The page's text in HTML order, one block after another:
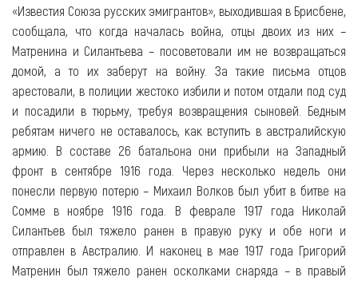
«Известия Союза русских эмигрантов», выходившая в Брисбене,
сообщала, что когда началась война, отцы двоих из них –
Матренина и Силантьева – посоветовали им не возвращаться
домой, а то их заберут на войну. За такие письма отцов
арестовали, в полиции жестоко избили и потом отдали под суд
и посадили в тюрьму, требуя возвращения сыновей. Бедным
ребятам ничего не оставалось, как вступить в австралийскую
армию. В составе 26 батальона они прибыли на Западный
фронт в сентябре 1916 года. Через несколько недель они
понесли первую потерю – Михаил Волков был убит в битве на
Сомме в ноябре 1916 года. В феврале 1917 года Николай
Силантьев был тяжело ранен в правую руку и обе ноги и
отправлен в Австралию. И наконец в мае 1917 года Григорий
Матренин был тяжело ранен осколками снаряда – в правый